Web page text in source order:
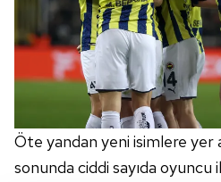
Öte yandan yeni isimlere yer
sonunda ciddi sayıda oyuncu